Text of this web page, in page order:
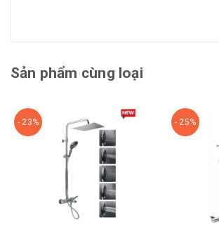
Sản phẩm cùng loại
- 23% - 25%